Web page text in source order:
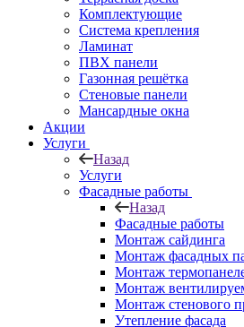
Комплектующие
Система крепления
Ламинат
ПВХ панели
Газонная решётка
Стеновые панели
Мансардные окна
Акции
Услуги
Назад
Услуги
Фасадные работы
Назад
Фасадные работы
Монтаж сайдинга
Монтаж фасадных
Монтаж
Монтаж
Монтаж стенового
Утепление фасада